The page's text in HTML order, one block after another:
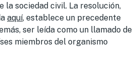
la sociedad civil. La resolución,
aquí, establece un precedente
ser leída como un llamado de
miembros del organismo